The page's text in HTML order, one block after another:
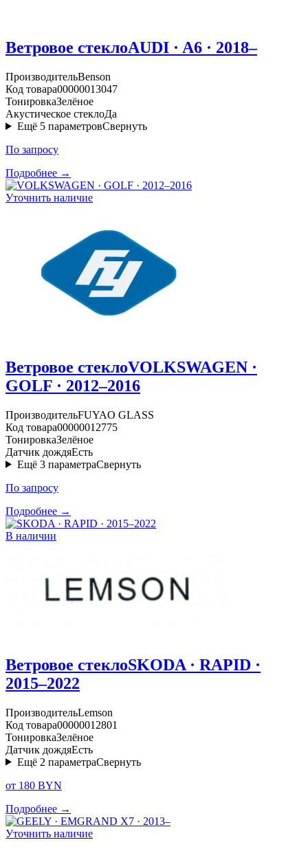
Ветровое стеклоAUDI · A6 · 2018–
ПроизводительBenson
Код товара00000013047
ТонировкаЗелёное
Акустическое стеклоДа
Ещё 5 параметровСвернуть
По запросу
Подробнее →
Уточнить наличие
Ветровое стеклоVOLKSWAGEN ·
GOLF · 2012–2016
ПроизводительFUYAO GLASS
Код товара00000012775
ТонировкаЗелёное
Датчик дождяЕсть
Ещё 3 параметраСвернуть
По запросу
Подробнее →
В наличии
Ветровое стеклоSKODA · RAPID ·
2015–2022
ПроизводительLemson
Код товара00000012801
ТонировкаЗелёное
Датчик дождяЕсть
Ещё 2 параметраСвернуть
от 180 BYN
Подробнее →
Уточнить наличие